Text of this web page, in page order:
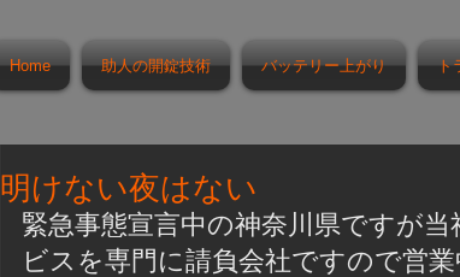
Home 助人の開錠技術 バッテリー上がり ト
明けない夜はない
緊急事態宣言中の神奈川県ですが
ビスを専門に請負会社ですので営業